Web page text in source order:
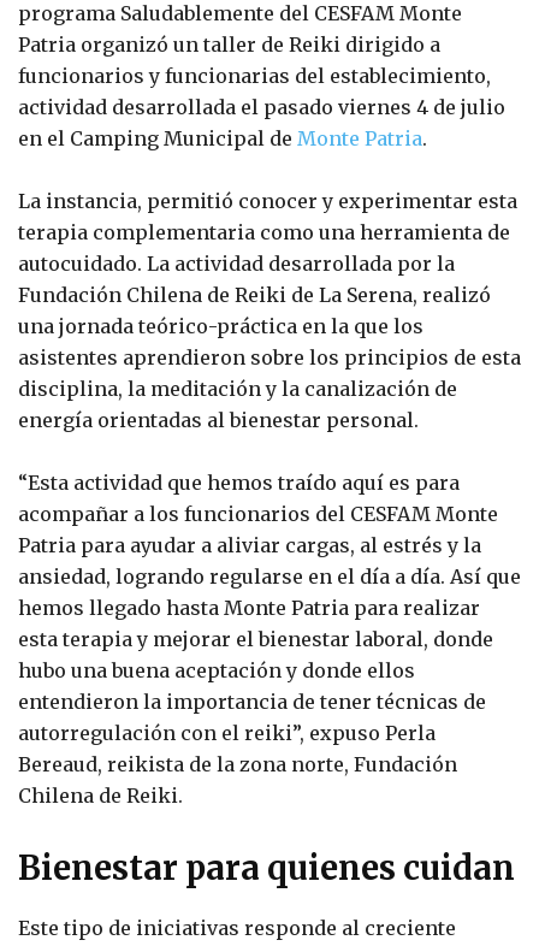
programa Saludablemente del CESFAM Monte
Patria organizó un taller de Reiki dirigido a
funcionarios y funcionarias del establecimiento,
actividad desarrollada el pasado viernes 4 de julio
en el Camping Municipal de Monte Patria.
La instancia, permitió conocer y experimentar esta
terapia complementaria como una herramienta de
autocuidado. La actividad desarrollada por la
Fundación Chilena de Reiki de La Serena, realizó
una jornada teórico-práctica en la que los
asistentes aprendieron sobre los principios de esta
disciplina, la meditación y la canalización de
energía orientadas al bienestar personal.
“Esta actividad que hemos traído aquí es para
acompañar a los funcionarios del CESFAM Monte
Patria para ayudar a aliviar cargas, al estrés y la
ansiedad, logrando regularse en el día a día. Así que
hemos llegado hasta Monte Patria para realizar
esta terapia y mejorar el bienestar laboral, donde
hubo una buena aceptación y donde ellos
entendieron la importancia de tener técnicas de
autorregulación con el reiki”, expuso Perla
Bereaud, reikista de la zona norte, Fundación
Chilena de Reiki.
Bienestar para quienes cuidan
Este tipo de iniciativas responde al creciente